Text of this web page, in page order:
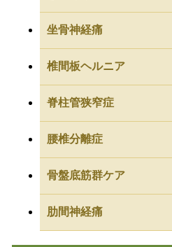
坐骨神経痛
椎間板ヘルニア
脊柱管狭窄症
腰椎分離症
骨盤底筋群ケア
肋間神経痛